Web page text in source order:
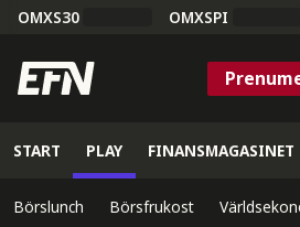
OMXS30 OMXSPI
START PLAY FINANSMAGASINET
Börslunch Börsfrukost